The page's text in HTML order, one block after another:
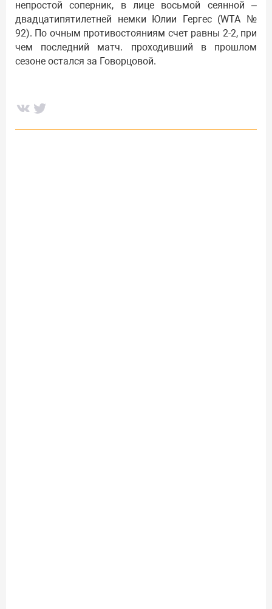
непростой соперник, в лице восьмой сеянной –
двадцатипятилетней немки Юлии Гергес (WTA №
92). По очным противостояниям счет равны 2-2, при
чем последний матч. проходивший в прошлом
сезоне остался за Говорцовой.